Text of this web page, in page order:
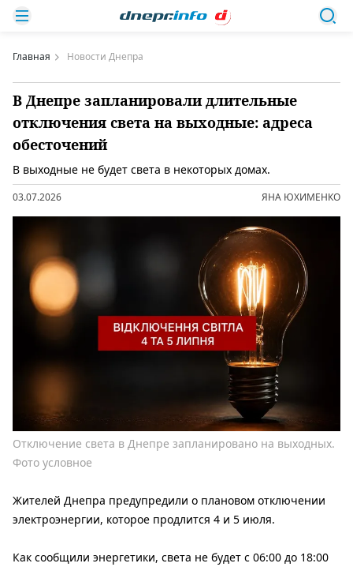
Главная Новости Днепра
В Днепре запланировали длительные
отключения света на выходные: адреса
обесточений
В выходные не будет света в некоторых домах.
03.07.2026 ЯНА ЮХИМЕНКО
Отключение света в Днепре запланировано на выходных.
Фото условное
Жителей Днепра предупредили о плановом отключении
электроэнергии, которое продлится 4 и 5 июля.
Как сообщили энергетики, света не будет с 06:00 до 18:00